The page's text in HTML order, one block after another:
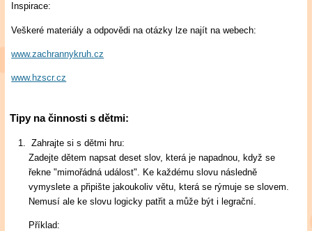
Inspirace:
Veškeré materiály a odpovědi na otázky lze najít na webech:
www.zachrannykruh.cz
www.hzscr.cz
Tipy na činnosti s dětmi:
Zahrajte si s dětmi hru:
Zadejte dětem napsat deset slov, která je napadnou, když se
řekne "mimořádná událost". Ke každému slovu následně
vymyslete a připište jakoukoliv větu, která se rýmuje se slovem.
Nemusí ale ke slovu logicky patřit a může být i legrační.
Příklad: